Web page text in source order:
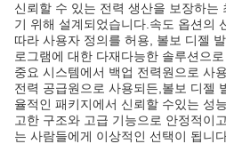
신뢰할 수 있는 전력 생산을 보장하는
기 위해 설계되었습니다.속도 옵션의
따라 사용자 정의를 허용, 볼보 디젤
로그램에 대한 다재다능한 솔루션으로
중요 시스템에서 백업 전력원으로 사
전력 공급원으로 사용되든,볼보 디젤
율적인 패키지에서 신뢰할 수있는 성
고한 구조와 고급 기능으로 안정적이
는 사람들에게 이상적인 선택이 됩니